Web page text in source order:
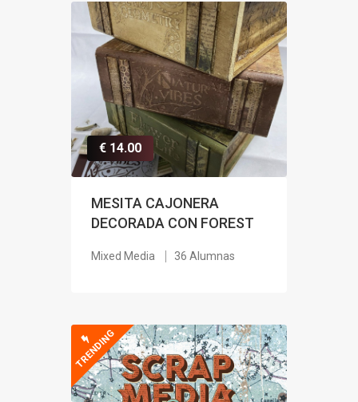
€ 14.00
MESITA CAJONERA
DECORADA CON FOREST
Mixed Media 36 Alumnas
TRENDING